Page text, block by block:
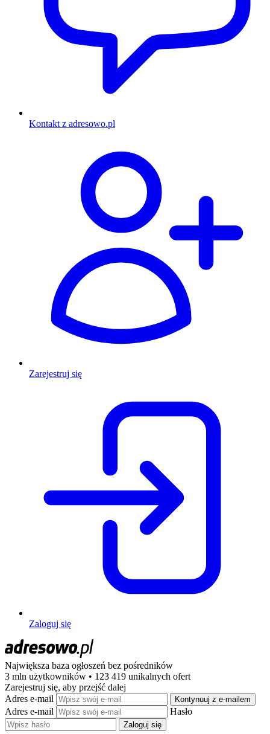
Kontakt z adresowo.pl
Zarejestruj się
Zaloguj się
Największa baza ogłoszeń bez pośredników
3 mln użytkowników • 123 419 unikalnych ofert
Zarejestruj się, aby przejść dalej
Adres e-mail
Kontynuuj z e-mailem
Adres e-mail Hasło
Zaloguj się